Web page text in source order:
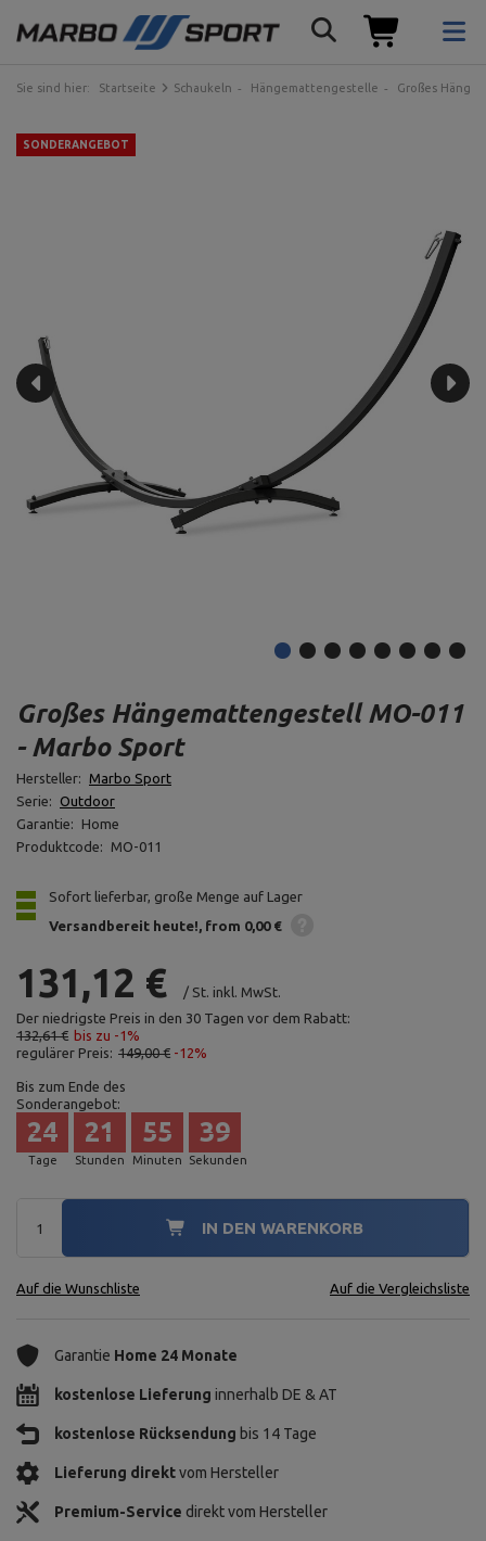
Sie sind hier: Startseite Schaukeln Hängemattengestelle Großes
SONDERANGEBOT
Großes Hängemattengestell MO-011
- Marbo Sport
Hersteller: Marbo Sport
Serie: Outdoor
Garantie:
Home
Produktcode:
MO-011
Sofort lieferbar, große Menge auf Lager
Versandbereit heute! from 0,00 €
131,12 € / St. inkl. MwSt.
Der niedrigste Preis in den 30 Tagen vor dem Rabatt:
132,61 € bis zu -1%
regulärer Preis: 149,00 € -12%
Bis zum Ende des
Sonderangebot:
Tage
24
Stunden
21
Minuten
55
Sekunden
38
IN DEN WARENKORB
Auf die Wunschliste Auf die Vergleichsliste
Garantie Home 24 Monate
kostenlose Lieferung innerhalb DE & AT
kostenlose Rücksendung bis 14 Tage
Lieferung direktvom Hersteller
Premium-Service direkt vom Hersteller